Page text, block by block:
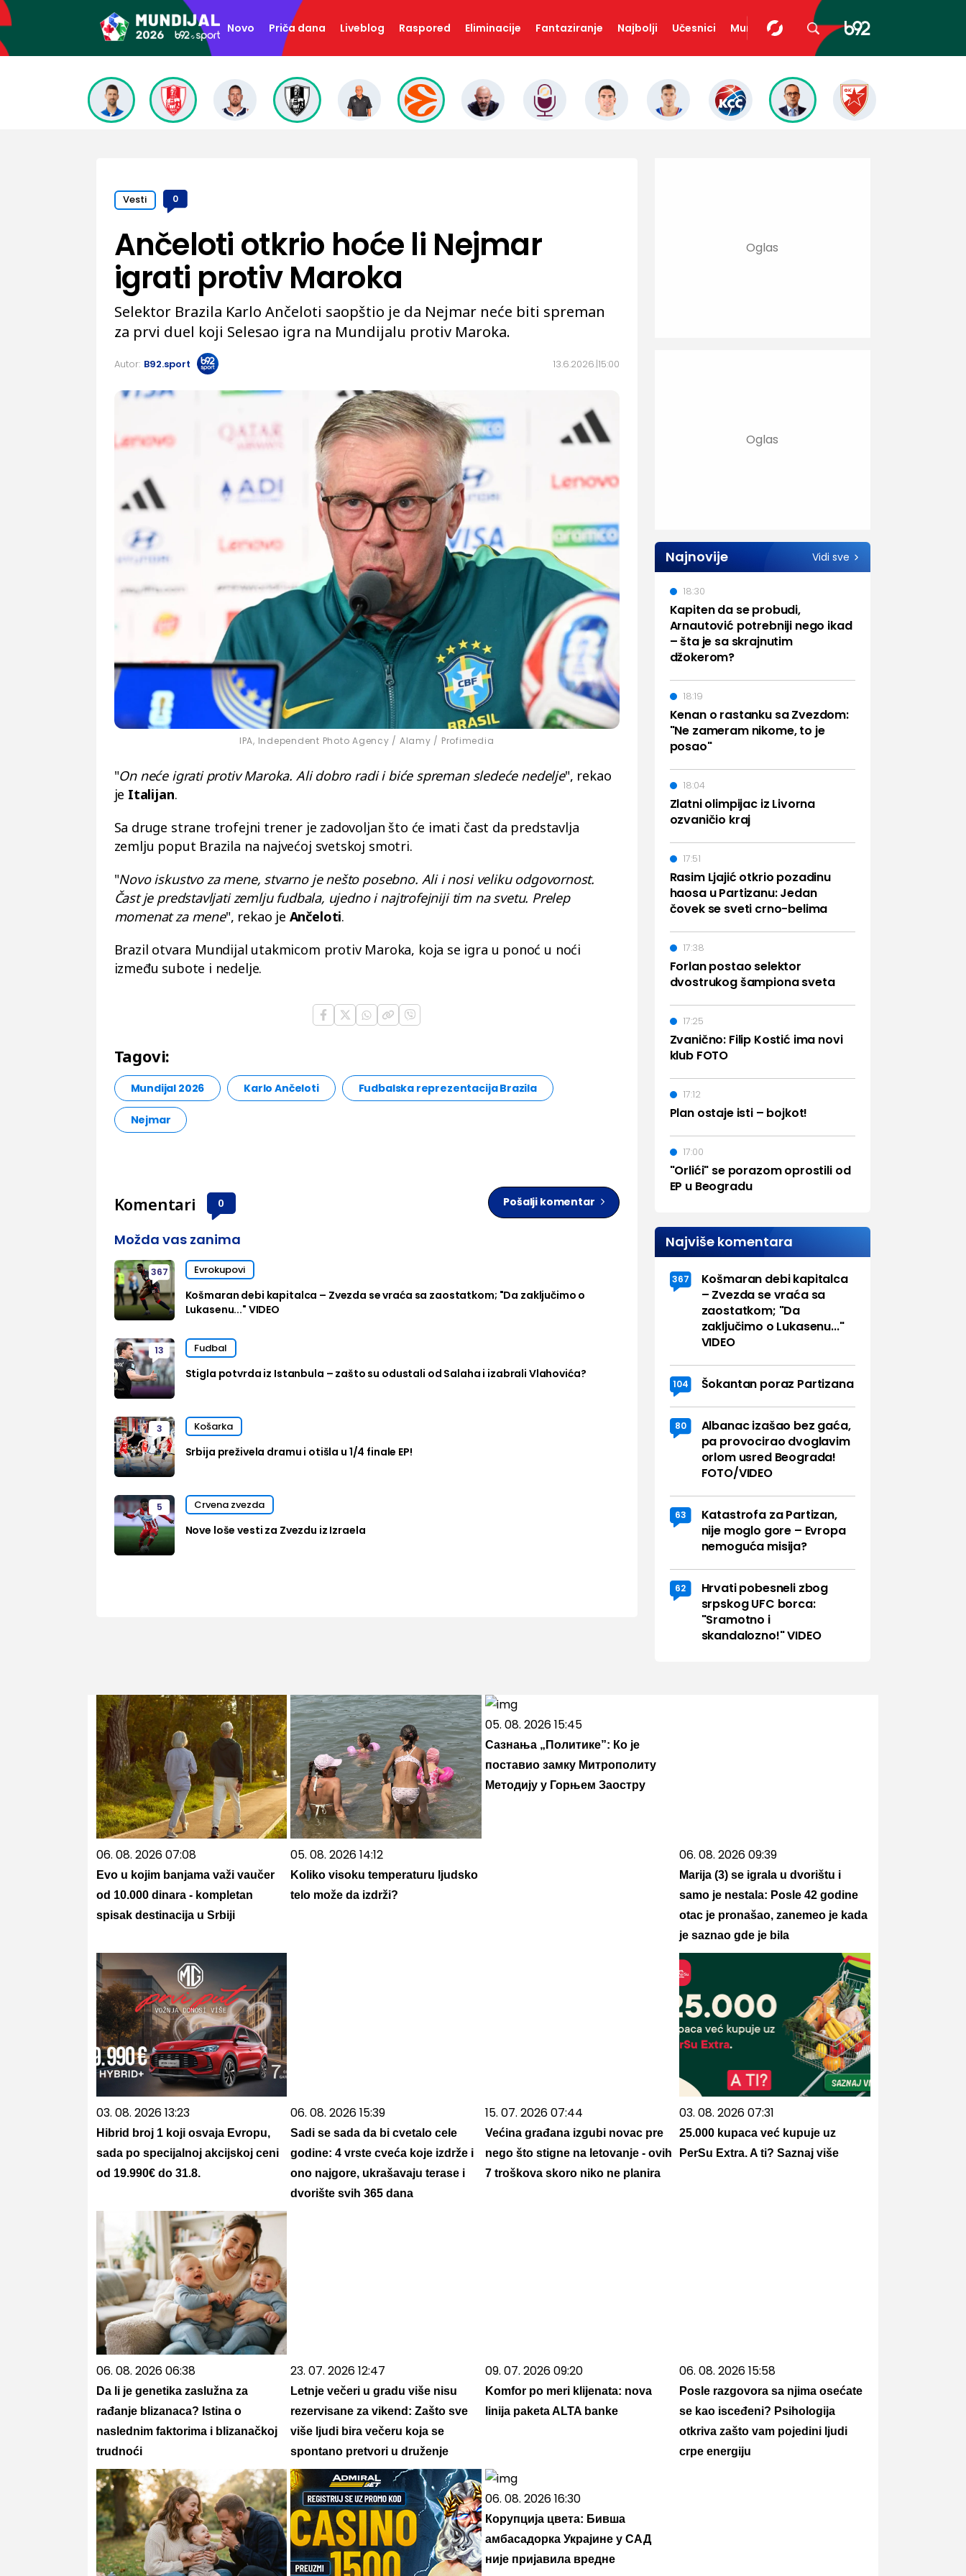
Novo Priča dana Liveblog Raspored Eliminacije Fantaziranje Najbolji Učesnici Mundopedija
Vesti 0
13.6.2026. 15:00
Ančeloti otkrio hoće li Nejmar
igrati protiv Maroka
Selektor Brazila Karlo Ančeloti saopštio je da Nejmar neće biti spreman
za prvi duel koji Selesao igra na Mundijalu protiv Maroka.
Autor: B92.sport
IPA, Independent Photo Agency / Alamy / Profimedia
"On neće igrati protiv Maroka. Ali dobro radi i biće spreman sledeće nedelje", rekao
je Italijan.
Sa druge strane trofejni trener je zadovoljan što će imati čast da predstavlja
zemlju poput Brazila na najvećoj svetskoj smotri.
"Novo iskustvo za mene, stvarno je nešto posebno. Ali i nosi veliku odgovornost.
Čast je predstavljati zemlju fudbala, ujedno i najtrofejniji tim na svetu. Prelep
momenat za mene", rekao je Ančeloti.
Brazil otvara Mundijal utakmicom protiv Maroka, koja se igra u ponoć u noći
između subote i nedelje.
Tagovi:
Mundijal 2026 Karlo Ančeloti Fudbalska reprezentacija Brazila
Nejmar
Komentari 0 Pošalji komentar
Možda vas zanima
367 Evrokupovi
Košmaran debi kapitalca – Zvezda se vraća sa zaostatkom; "Da zaključimo o
Lukasenu..." VIDEO
13 Fudbal
Stigla potvrda iz Istanbula – zašto su odustali od Salaha i izabrali Vlahovića?
3 Košarka
Srbija preživela dramu i otišla u 1/4 finale EP!
5 Crvena zvezda
Nove loše vesti za Zvezdu iz Izraela
Najnovije Vidi sve
Kapiten da se probudi,
Arnautović potrebniji nego ikad
– šta je sa skrajnutim
džokerom?
18:30
Kenan o rastanku sa Zvezdom:
"Ne zameram nikome, to je
posao"
18:19
Zlatni olimpijac iz Livorna
ozvaničio kraj
18:04
Rasim Ljajić otkrio pozadinu
haosa u Partizanu: Jedan
čovek se sveti crno-belima
17:51
Forlan postao selektor
dvostrukog šampiona sveta
17:38
Zvanično: Filip Kostić ima novi
klub FOTO
17:25
Plan ostaje isti – bojkot!
17:12
"Orlići" se porazom oprostili od
EP u Beogradu
17:00
Najviše komentara
367
Košmaran debi kapitalca
– Zvezda se vraća sa
zaostatkom; "Da
zaključimo o Lukasenu..."
VIDEO
104 Šokantan poraz Partizana
80
Albanac izašao bez gaća,
pa provocirao dvoglavim
orlom usred Beograda!
FOTO/VIDEO
63
Katastrofa za Partizan,
nije moglo gore – Evropa
nemoguća misija?
62
Hrvati pobesneli zbog
srpskog UFC borca:
"Sramotno i
skandalozno!" VIDEO
06. 08. 2026 07:08
Evo u kojim banjama važi vaučer
od 10.000 dinara - kompletan
spisak destinacija u Srbiji
05. 08. 2026 14:12
Koliko visoku temperaturu ljudsko
telo može da izdrži?
05. 08. 2026 15:45
Сазнања „Политике”: Ко је
поставио замку Митрополиту
Методију у Горњем Заостру
06. 08. 2026 09:39
Marija (3) se igrala u dvorištu i
samo je nestala: Posle 42 godine
otac je pronašao, zanemeo je kada
je saznao gde je bila
03. 08. 2026 13:23
Hibrid broj 1 koji osvaja Evropu,
sada po specijalnoj akcijskoj ceni
od 19.990€ do 31.8.
06. 08. 2026 15:39
Sadi se sada da bi cvetalo cele
godine: 4 vrste cveća koje izdrže i
ono najgore, ukrašavaju terase i
dvorište svih 365 dana
15. 07. 2026 07:44
Većina građana izgubi novac pre
nego što stigne na letovanje - ovih
7 troškova skoro niko ne planira
03. 08. 2026 07:31
25.000 kupaca već kupuje uz
PerSu Extra. A ti? Saznaj više
06. 08. 2026 06:38
Da li je genetika zaslužna za
rađanje blizanaca? Istina o
naslednim faktorima i blizanačkoj
trudnoći
23. 07. 2026 12:47
Letnje večeri u gradu više nisu
rezervisane za vikend: Zašto sve
više ljudi bira večeru koja se
spontano pretvori u druženje
09. 07. 2026 09:20
Komfor po meri klijenata: nova
linija paketa ALTA banke
06. 08. 2026 15:58
Posle razgovora sa njima osećate
se kao isceđeni? Psihologija
otkriva zašto vam pojedini ljudi
crpe energiju
06. 08. 2026 16:30
Корупција цвета: Бивша
амбасадорка Украјине у САД
није пријавила вредне